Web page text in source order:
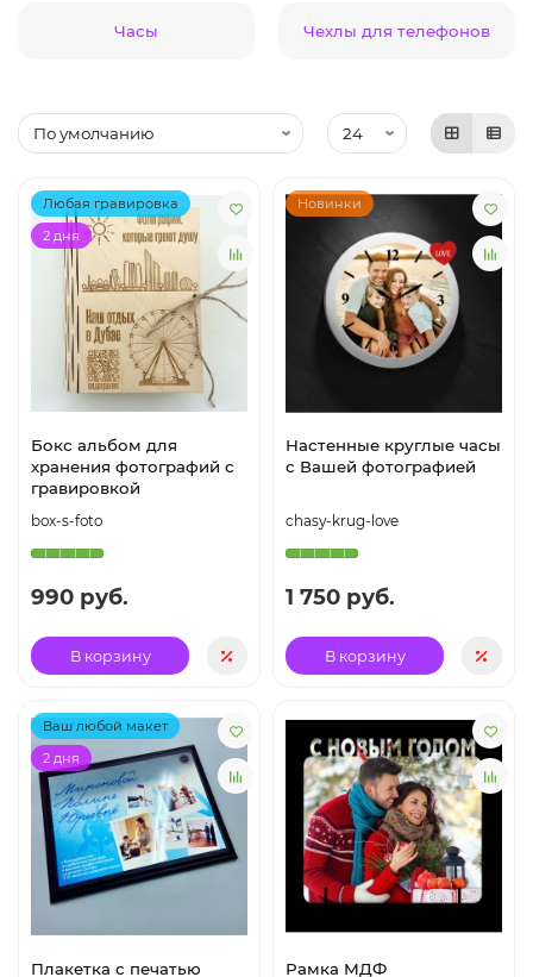
Часы Чехлы для телефонов
Любая гравировка
2 дня
Бокс альбом для
хранения фотографий с
гравировкой
box-s-foto
990 руб.
В корзину
Новинки
Настенные круглые часы
с Вашей фотографией
chasy-krug-love
1 750 руб.
В корзину
Ваш любой макет
2 дня
Плакетка с печатью
Рамка МДФ